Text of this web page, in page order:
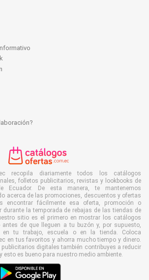
recopila diariamente todos los catálogos
folletos publicitarios, revistas y lookbooks de
Ecuador. De esta manera, te mantenemos
acerca de las promociones, descuentos y ofertas
encontrar fácilmente esa oferta, promoción o
durante la temporada de rebajas de las tiendas de
sitio es el primero en mostrar los catálogos
de que lleguen a tu buzón y, por supuesto,
en tu trabajo, escuela o en la tienda. Coloca
en tus favoritos y ahorra mucho tiempo y dinero.
digitales también contribuyes a reducir
esto es bueno para nuestro medio ambiente.